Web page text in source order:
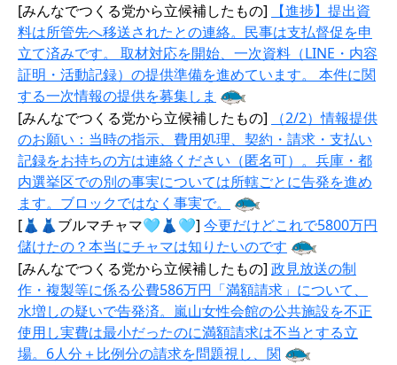
[みんなでつくる党から立候補したもの]
【進捗】提出資
料は所管先へ移送されたとの連絡。民事は支払督促を申
立て済みです。 取材対応を開始、一次資料（LINE・内容
証明・活動記録）の提供準備を進めています。 本件に関
する一次情報の提供を募集しま
[みんなでつくる党から立候補したもの]
（2/2）情報提供
のお願い：当時の指示、費用処理、契約・請求・支払い
記録をお持ちの方は連絡ください（匿名可）。兵庫・都
内選挙区での別の事実については所轄ごとに告発を進め
ます。ブロックではなく事実で。
[👗👗ブルマチャマ🩵👗🩵] 今更だけどこれで5800万円
儲けたの？本当にチャマは知りたいのです
[みんなでつくる党から立候補したもの] 政見放送の制
作・複製等に係る公費586万円「満額請求」について、
水増しの疑いで告発済。嵐山女性会館の公共施設を不正
使用し実費は最小だったのに満額請求は不当とする立
場。6人分＋比例分の請求を問題視し、関